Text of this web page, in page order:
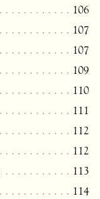
106
107
107
109
110
111
112
112
113
114